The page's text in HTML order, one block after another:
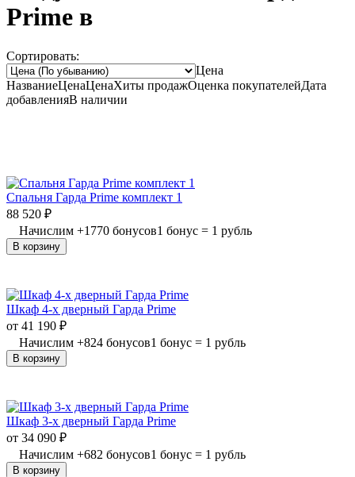
Prime в
Сортировать:
Цена
НазваниеЦенаЦенаХиты продажОценка покупателейДата
добавленияВ наличии
Спальня Гарда Prime комплект 1
88 520 ₽
Начислим +1770 бонусов1 бонус = 1 рубль
В корзину
Шкаф 4-х дверный Гарда Prime
от 41 190 ₽
Начислим +824 бонусов1 бонус = 1 рубль
В корзину
Шкаф 3-х дверный Гарда Prime
от 34 090 ₽
Начислим +682 бонусов1 бонус = 1 рубль
В корзину